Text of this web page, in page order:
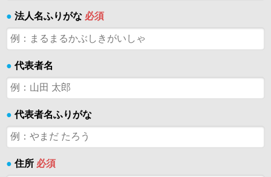
● 法人名ふりがな 必須
● 代表者名
● 代表者名ふりがな
● 住所 必須